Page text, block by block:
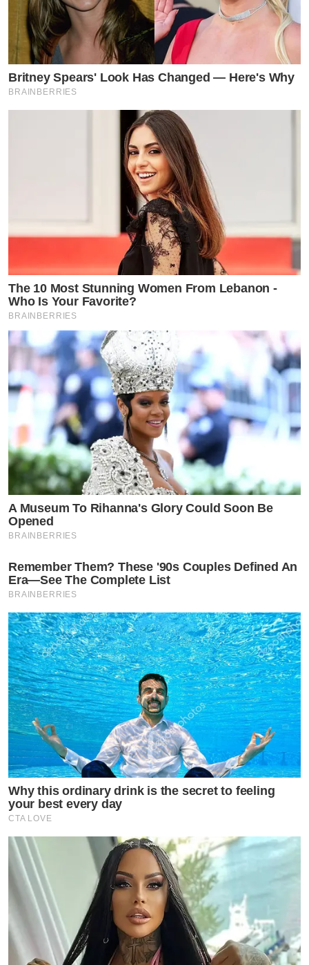
Britney Spears' Look Has Changed — Here's Why
BRAINBERRIES
The 10 Most Stunning Women From Lebanon -
Who Is Your Favorite?
BRAINBERRIES
A Museum To Rihanna's Glory Could Soon Be
Opened
BRAINBERRIES
Remember Them? These '90s Couples Defined An
Era—See The Complete List
BRAINBERRIES
Why this ordinary drink is the secret to feeling
your best every day
CTA LOVE